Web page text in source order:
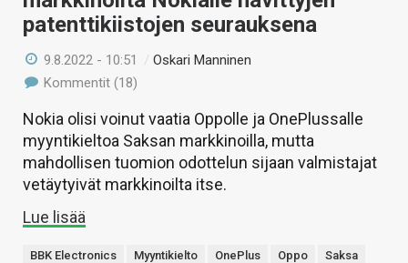
patenttikiistojen seurauksena
9.8.2022 - 10:51 /Oskari Manninen
Kommentit (18)
Nokia olisi voinut vaatia Oppolle ja OnePlussalle
myyntikieltoa Saksan markkinoilla, mutta
mahdollisen tuomion odottelun sijaan valmistajat
vetäytyivät markkinoilta itse.
Lue lisää
BBK Electronics Myyntikielto OnePlus Oppo Saksa